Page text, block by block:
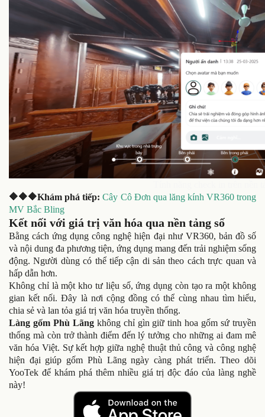
🔶🔶🔶Khám phá tiếp:Cây Cô Đơn qua lăng kính VR360 trong
MV Bắc Bling
Kết nối với giá trị văn hóa qua nền tảng số
Bằng cách ứng dụng công nghệ hiện đại như VR360, bản đồ số
và nội dung đa phương tiện, ứng dụng mang đến trải nghiệm sống
động. Người dùng có thể tiếp cận di sản theo cách trực quan và
hấp dẫn hơn.
Không chỉ là một kho tư liệu số, ứng dụng còn tạo ra một không
gian kết nối. Đây là nơi cộng đồng có thể cùng nhau tìm hiểu,
chia sẻ và lan tỏa giá trị văn hóa truyền thống.
Làng gốm Phù Lãngkhông chỉ gìn giữ tinh hoa gốm sứ truyền
thống mà còn trở thành điểm đến lý tưởng cho những ai đam mê
văn hóa Việt. Sự kết hợp giữa nghệ thuật thủ công và công nghệ
hiện đại giúp gốm Phù Lãng ngày càng phát triển. Theo dõi
YooTek để khám phá thêm nhiều giá trị độc đáo của làng nghề
này!